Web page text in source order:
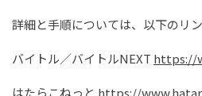
詳細と手順については、以下のリ
バイトル／バイトルNEXT https://
はたらこねっと https://